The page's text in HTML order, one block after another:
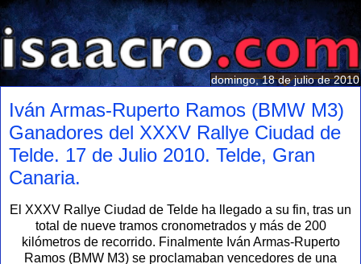
domingo, 18 de julio de 2010
Iván Armas-Ruperto Ramos (BMW M3)
Ganadores del XXXV Rallye Ciudad de
Telde. 17 de Julio 2010. Telde, Gran
Canaria.
El XXXV Rallye Ciudad de Telde ha llegado a su fin, tras un
total de nueve tramos cronometrados y más de 200
kilómetros de recorrido. Finalmente Iván Armas-Ruperto
Ramos (BMW M3) se proclamaban vencedores de una